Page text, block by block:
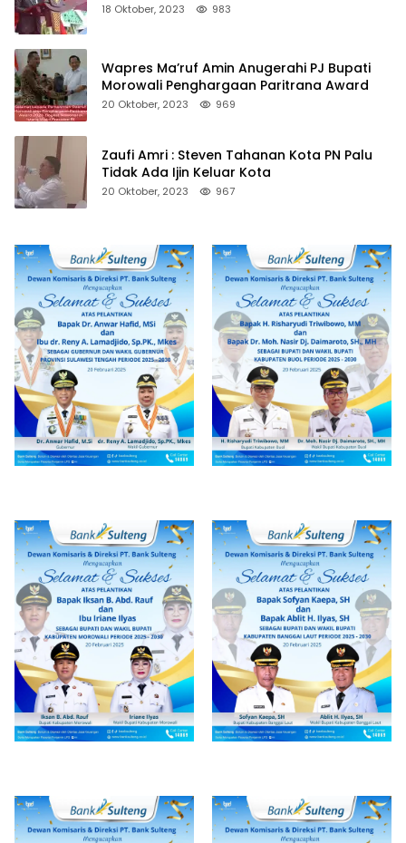
18 Oktober, 2023 983
Wapres Ma’ruf Amin Anugerahi PJ Bupati
Morowali Penghargaan Paritrana Award
20 Oktober, 2023 969
Zaufi Amri : Steven Tahanan Kota PN Palu
Tidak Ada Ijin Keluar Kota
20 Oktober, 2023 967